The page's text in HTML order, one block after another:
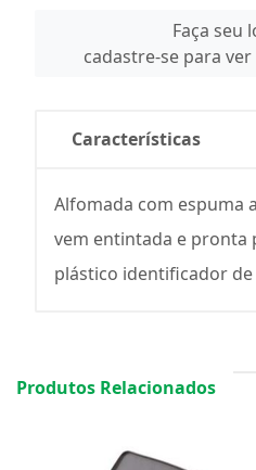
Faça seu
cadastre-se para
Características
Alfomada com espuma
vem entintada e pronta
plástico identificador de
Produtos Relacionados